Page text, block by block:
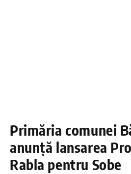
Primăria comunei
anunță lansarea
Rabla pentru Sobe